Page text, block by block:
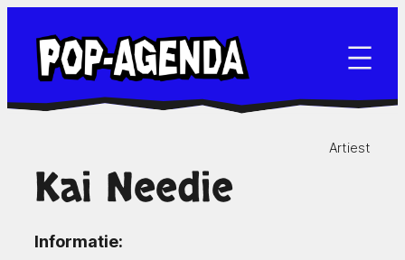
naar
inhoud
Artiest
Kai Needie
Informatie: